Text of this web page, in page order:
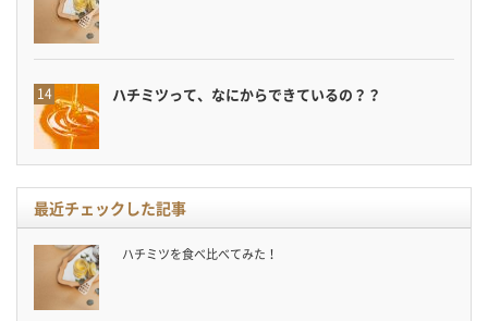
ハチミツって、なにからできているの？？
最近チェックした記事
ハチミツを食べ比べてみた！